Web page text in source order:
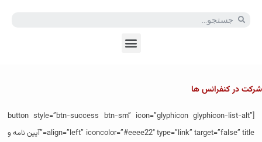
شرکت در کنفرانس ها
[button style=”btn-success btn-sm” icon=”glyphicon glyphicon-list-alt”
align=”left” iconcolor=”#eeee22″ type=”link” target=”false” title=”آیین نامه و